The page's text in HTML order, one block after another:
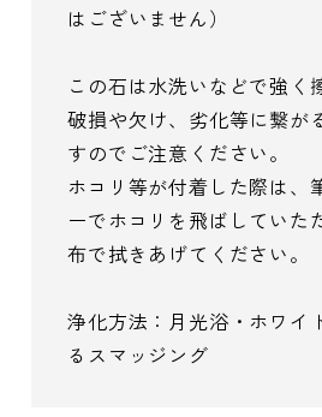
はございません）
この石は水洗いなどで強く
破損や欠け、劣化等に繋が
すのでご注意ください。
ホコリ等が付着した際は、
ーでホコリを飛ばしていた
布で拭きあげてください。
浄化方法：月光浴・ホワイ
るスマッジング